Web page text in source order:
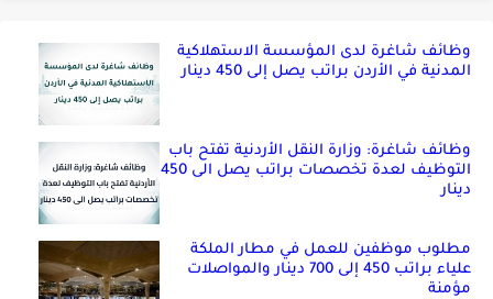
وظائف شاغرة لدى المؤسسة الاستهلاكية
المدنية في الأردن براتب يصل إلى 450 دينار
وظائف شاغرة: وزارة النقل الأردنية تفتح باب
التوظيف لعدة تخصصات براتب يصل الى 450
دينار
مطلوب موظفين للعمل في مطار الملكة
علياء براتب 450 إلى 700 دينار والمواصلات
مؤمنة